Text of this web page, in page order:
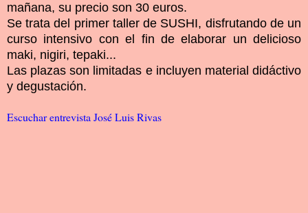
mañana, su precio son 30 euros.
Se trata del primer taller de SUSHI, disfrutando de un
curso intensivo con el fin de elaborar un delicioso
maki, nigiri, tepaki...
Las plazas son limitadas e incluyen material didáctivo
y degustación.
Escuchar entrevista José Luis Rivas